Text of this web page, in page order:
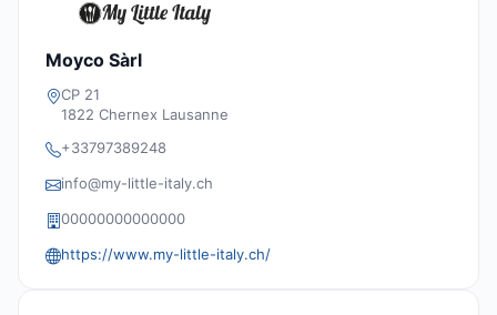
Moyco Sàrl
CP 21
1822 Chernex Lausanne
+33797389248
info@my-little-italy.ch
00000000000000
https://www.my-little-italy.ch/